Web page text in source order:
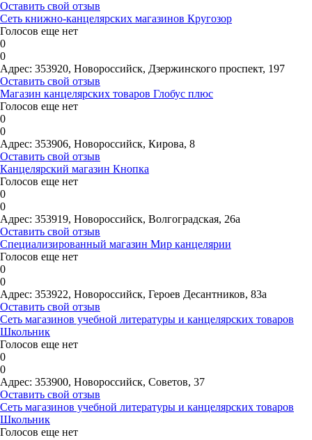
Оставить свой отзыв
Сеть книжно-канцелярских магазинов Кругозор
Голосов еще нет
0
0
Адрес: 353920, Новороссийск, Дзержинского проспект, 197
Оставить свой отзыв
Магазин канцелярских товаров Глобус плюс
Голосов еще нет
0
0
Адрес: 353906, Новороссийск, Кирова, 8
Оставить свой отзыв
Канцелярский магазин Кнопка
Голосов еще нет
0
0
Адрес: 353919, Новороссийск, Волгоградская, 26а
Оставить свой отзыв
Специализированный магазин Мир канцелярии
Голосов еще нет
0
0
Адрес: 353922, Новороссийск, Героев Десантников, 83а
Оставить свой отзыв
Сеть магазинов учебной литературы и канцелярских товаров
Школьник
Голосов еще нет
0
0
Адрес: 353900, Новороссийск, Советов, 37
Оставить свой отзыв
Сеть магазинов учебной литературы и канцелярских товаров
Школьник
Голосов еще нет